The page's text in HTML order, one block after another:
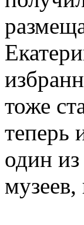
тоже
теперь
один